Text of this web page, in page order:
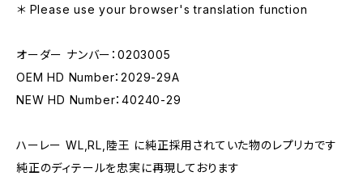
＊ Please use your browser's translation function
オーダー ナンバー：0203005
OEM HD Number：2029-29A
NEW HD Number：40240-29
ハーレー WL,RL,陸王 に純正採用されていた物のレプリカです
純正のディテールを忠実に再現しております